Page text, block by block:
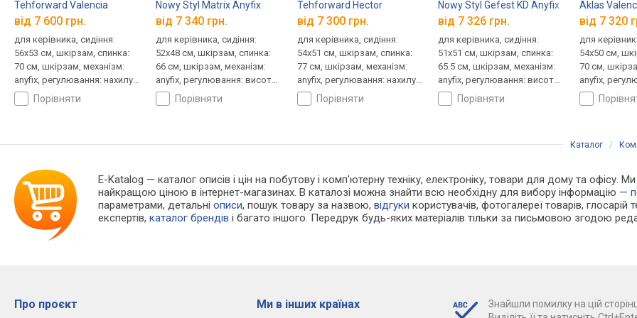
Tehforward Valencia
від 7 600 грн.
для керівника, сидіння:
56x53 см, шкірзам, спинка:
70 см, шкірзам, механізм:
anyfix, регулювання: нахилу,
висоти, жорсткості
порівняти
Nowy Styl Matrix Anyfix
від 7 340 грн.
для керівника, сидіння:
52x48 см, шкірзам, спинка:
66 см, шкірзам, механізм:
anyfix, регулювання: висоти,
жорсткостіпорівняти
Tehforward Hector
від 7 300 грн.
для керівника, сидіння:
54x51 см, шкірзам, спинка:
77 см, шкірзам, механізм:
anyfix, регулювання: нахилу,
висоти, жорсткості
порівняти
Nowy Styl Gefest KD Anyfix
від 7 326 грн.
для керівника, сидіння:
51x51 см, шкірзам, спинка:
65.5 см, шкірзам, механізм:
anyfix, регулювання: висоти,
жорсткостіпорівняти
Aklas
від 7 320
для
54x50 см,
70 см,
anyfix,
жорсткості
Каталог /
E-Katalog — каталог описів і цін на побутову і комп'ютерну техніку, електроніку, товари для дому та офісу.
найкращою ціною в інтернет-магазинах. В каталозі можна знайти всю необхідну для вибору інформацію —
параметрами, детальніописи, пошук товару за назвою,відгуки користувачів, фотогалереї товарів, глосарій
експертів,каталог брендів і багато іншого. Передрук будь-яких матеріалів тільки за письмовою згодою
Про проєкт Ми в інших країнах
Знайшли помилку на цій